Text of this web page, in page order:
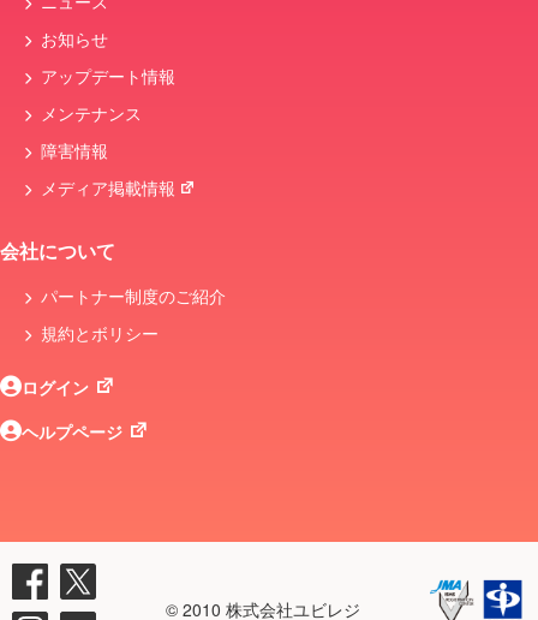
お知らせ
アップデート情報
メンテナンス
障害情報
メディア掲載情報
会社について
パートナー制度のご紹介
規約とボリシー
ログイン
ヘルプページ
© 2010 株式会社ユビレジ